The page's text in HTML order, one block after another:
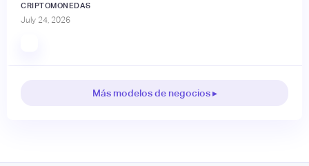
CRIPTOMONEDAS
July 24, 2026
Más modelos de negocios ▸